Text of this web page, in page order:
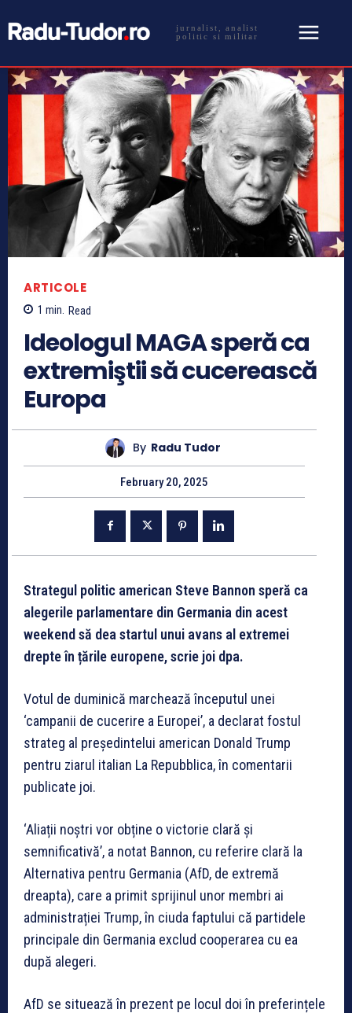
jurnalist, analist
politic si militar
ARTICOLE
1 min. Read
Ideologul MAGA speră ca
extremiştii să cucerească
Europa
By Radu Tudor
February 20, 2025
Strategul politic american Steve Bannon speră ca
alegerile parlamentare din Germania din acest
weekend să dea startul unui avans al extremei
drepte în țările europene, scrie joi dpa.
Votul de duminică marchează începutul unei
‘campanii de cucerire a Europei’, a declarat fostul
strateg al președintelui american Donald Trump
pentru ziarul italian La Repubblica, în comentarii
publicate joi.
‘Aliații noștri vor obține o victorie clară și
semnificativă’, a notat Bannon, cu referire clară la
Alternativa pentru Germania (AfD, de extremă
dreapta), care a primit sprijinul unor membri ai
administrației Trump, în ciuda faptului că partidele
principale din Germania exclud cooperarea cu ea
după alegeri.
AfD se situează în prezent pe locul doi în preferințele